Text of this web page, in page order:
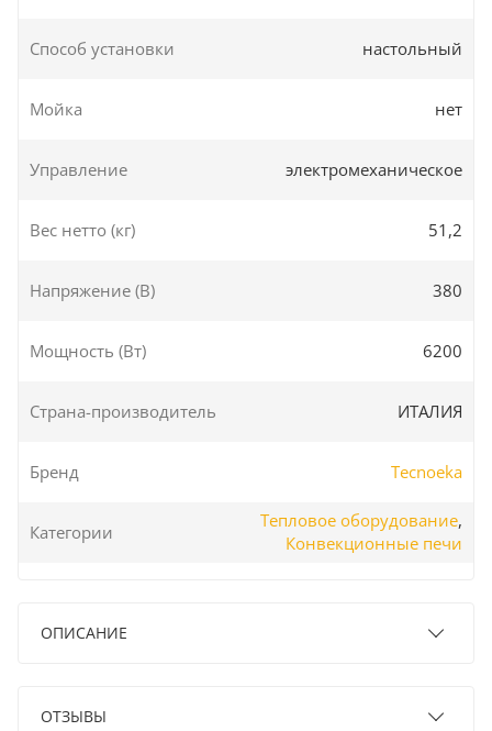
Способ установки настольный
Мойка нет
Управление электромеханическое
Вес нетто (кг) 51,2
Напряжение (В) 380
Мощность (Вт) 6200
Страна-производитель ИТАЛИЯ
Бренд Tecnoeka
Категории
Тепловое оборудование,
Конвекционные печи
ОПИСАНИЕ
ОТЗЫВЫ